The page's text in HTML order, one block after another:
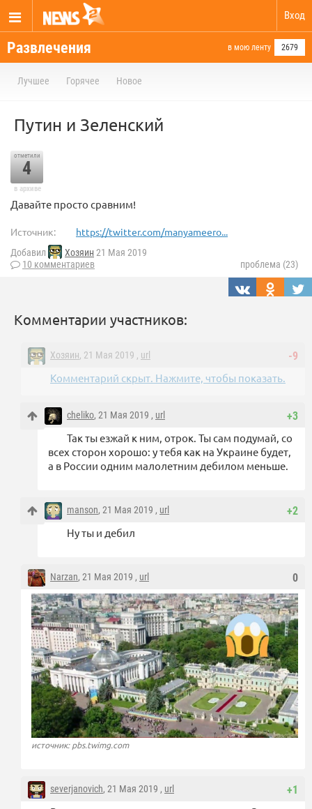
Вход
Развлечения в мою ленту 2679
Лучшее Горячее Новое
Путин и Зеленский
отметили
4
в архиве
Давайте просто сравним!
Источник: https://twitter.com/manyameero...
Добавил Хозяин 21 Мая 2019
10 комментариев
проблема (23)
Комментарии участников:
-9
Хозяин, 21 Мая 2019 , url
Комментарий скрыт. Нажмите, чтобы показать.
+3
cheliko, 21 Мая 2019 , url
Так ты езжай к ним, отрок. Ты сам подумай, со
всех сторон хорошо: у тебя как на Украине будет,
а в России одним малолетним дебилом меньше.
+2
manson, 21 Мая 2019 , url
Ну ты и дебил
0
Narzan, 21 Мая 2019 , url
источник: pbs.twimg.com
+1
severjanovich, 21 Мая 2019 , url